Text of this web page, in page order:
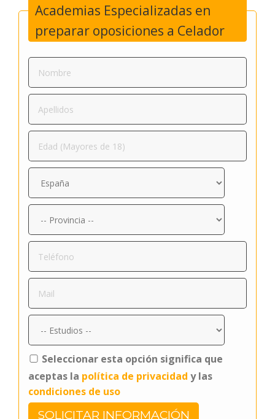
Academias Especializadas en
preparar oposiciones a Celador
Seleccionar esta opción significa que
aceptas la política de privacidad y las
condiciones de uso